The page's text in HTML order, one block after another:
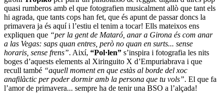
quasi rumberos amb el que fotografien musicalment allò que tant els
hi agrada, que tants cops han fet, que és apunt de passar doncs la
primavera ja és aquí i l’estiu el tenim a tocar! Ells mateixos ens
expliquen que “per la gent de Mataró, anar a Girona és com anar
a las Vegas: saps quan entres, però no quan en surts... sense
horaris, sense frens”. Així, “Pol·len” s’inspira i fotografia les nits
boges d’aquests elements al Xiringuito X d’Empuriabrava i que
recull també “aquell moment en que estàs al borde del xoc
anafilàctic per poder dormir amb la persona que tu vols”. El que fa
l’amor de primavera... sempre ha de tenir una BSO a l’alçada!